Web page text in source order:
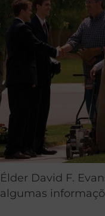
Élder David F.
algumas